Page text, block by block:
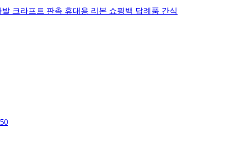
크라프트 판촉 휴대용 리본 쇼핑백 답례품 간식